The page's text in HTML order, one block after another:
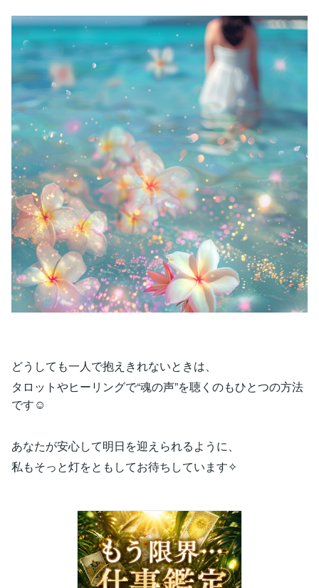
どうしても一人で抱えきれないときは、
タロットやヒーリングで“魂の声”を聴くのもひとつの方法
です☺️
あなたが安心して明日を迎えられるように、
私もそっと灯をともしてお待ちしています✧